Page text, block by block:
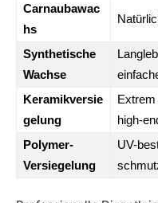
Carnaubawac
hs
Synthetische
Wachse
Keramikversie
gelung
Extrem
high-
Polymer-
Versiegelung
UV-